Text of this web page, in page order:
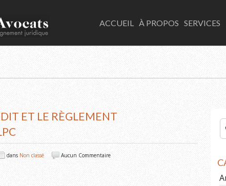
LACOMBE AVOCATS
ACCUEIL À PROPOS SERVICES
ET LE RÈGLEMENT
dans Non classé Aucun Commentaire